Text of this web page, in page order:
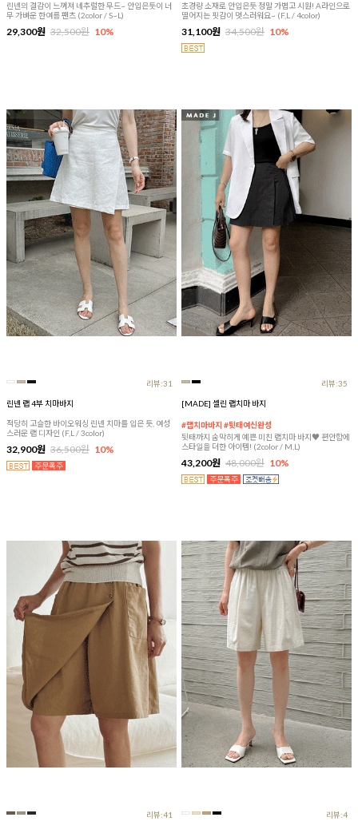
린넨의 결감이 느껴져 네추럴한 무드~ 안입은듯이 너
무 가벼운 한여름 팬츠 (2color / S~L)
29,300원 32,500원 10%
초경량 소재로 안입은듯 정말 가볍고 시원! A라인으로
떨어지는 핏감이 멋스러워요~ (F,L / 4color)
31,100원 34,500원 10%
리뷰:31
린넨 랩 4부 치마바지
적당히 고슬한 바이오워싱 린넨 치마를 입은 듯, 여성
스러운 랩 디자인 (F,L / 3color)
32,900원 36,500원 10%
리뷰:35
[MADE] 셀린 랩치마 바지
#랩치마바지 #뒷태여신완성
뒷태까지 숨막히게 예쁜 미친 랩치마 바지♥ 편안함에
스타일을 더한 아이템! (2color / M,L)
43,200원 48,000원 10%
리뷰:41 리뷰:4